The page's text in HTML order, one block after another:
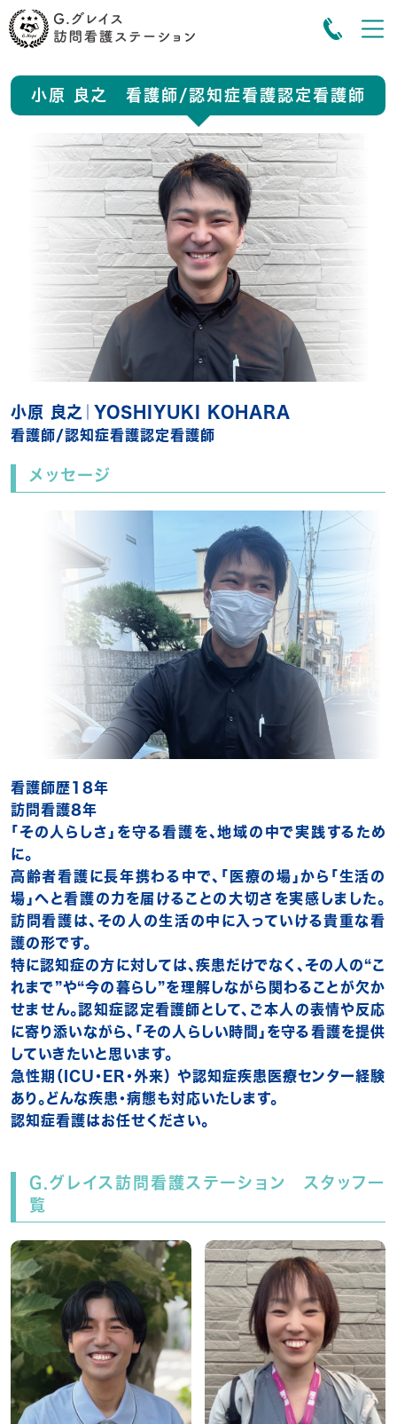
小原 良之 看護師/認知症看護認定看護師
小原 良之｜YOSHIYUKI KOHARA
看護師/認知症看護認定看護師
メッセージ
看護師歴18年
訪問看護8年
「その人らしさ」を守る看護を、地域の中で実践するため
に。
高齢者看護に長年携わる中で、「医療の場」から「生活の
場」へと看護の力を届けることの大切さを実感しました。
訪問看護は、その人の生活の中に入っていける貴重な看
護の形です。
特に認知症の方に対しては、疾患だけでなく、その人の“こ
れまで”や“今の暮らし”を理解しながら関わることが欠か
せません。認知症認定看護師として、ご本人の表情や反応
に寄り添いながら、「その人らしい時間」を守る看護を提供
していきたいと思います。
急性期（ICU・ER・外来） や認知症疾患医療センター経験
あり。どんな疾患・病態も対応いたします。
認知症看護はお任せください。
G.グレイス訪問看護ステーション スタッフ一
覧